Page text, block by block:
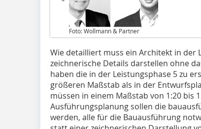
Foto: Wollmann & Partner
Wie detailliert muss ein Architekt in der
zeichnerische Details darstellen ohne
haben die in der Leistungsphase 5 zu
größeren Maßstab als in der
müssen in einem Maßstab von 1:20 bis
Ausführungsplanung sollen die
werden, alle für die Bauausführung